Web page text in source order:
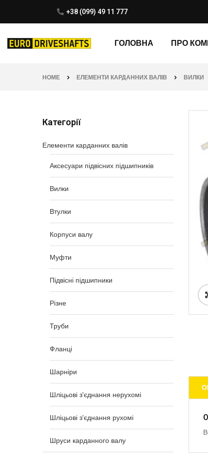
+38 (099) 49 11 777
ГОЛОВНА ПРО
HOME ЕЛЕМЕНТИ КАРДАННИХ ВАЛІВ ВИЛКИ
Категорії
Елементи карданних валів
Аксесуари підвісних підшипників
Вилки
Втулки
Корпуси валу
Муфти
Підвісні підшипники
Різне
Труби
Фланці
Шарніри
Шліцьові з'єднання нерухомі
Шліцьові з'єднання рухомі
Шруси карданного валу